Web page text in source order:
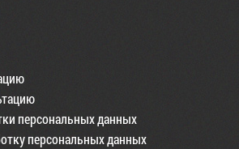
персональных данных
персональных данных